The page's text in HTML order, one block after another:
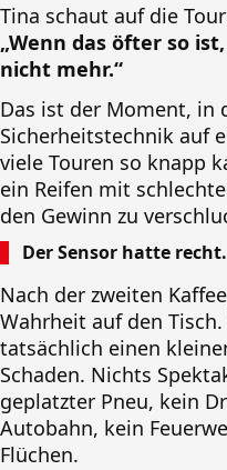
Tina schaut auf die
„Wenn das öfter so
nicht mehr.“
Das ist der Moment, in
Sicherheitstechnik auf
viele Touren so knapp
ein Reifen mit
den Gewinn zu
Der Sensor hatte
Nach der zweiten
Wahrheit auf den
tatsächlich einen
Schaden. Nichts
geplatzter Pneu, kein
Autobahn, kein
Flüchen.